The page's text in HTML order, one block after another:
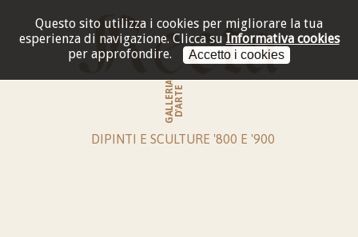
Questo sito utilizza i cookies per migliorare la tua
esperienza di navigazione. Clicca su Informativa cookies
per approfondire.
Accetto i cookies
GALLERIAD'ARTE
DIPINTI E SCULTURE '800 E '900